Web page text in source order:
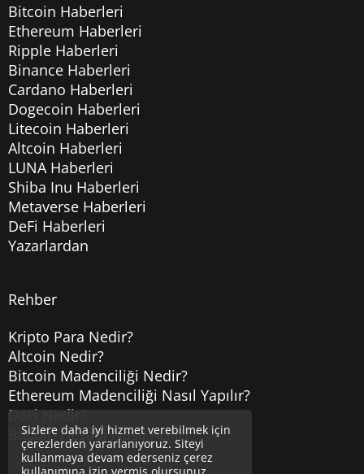
Bitcoin Haberleri
Ethereum Haberleri
Ripple Haberleri
Binance Haberleri
Cardano Haberleri
Dogecoin Haberleri
Litecoin Haberleri
Altcoin Haberleri
LUNA Haberleri
Shiba Inu Haberleri
Metaverse Haberleri
DeFi Haberleri
Yazarlardan
Rehber
Kripto Para Nedir?
Altcoin Nedir?
Bitcoin Madenciliği Nedir?
Ethereum Madenciliği Nasıl Yapılır?
DeFi Nedir?
Bitcoin Hesabı Nasıl Açılır?
Sizlere daha iyi hizmet verebilmek için
çerezlerden yararlanıyoruz. Siteyi
kullanmaya devam ederseniz çerez